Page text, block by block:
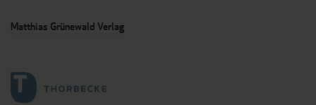
Matthias Grünewald Verlag